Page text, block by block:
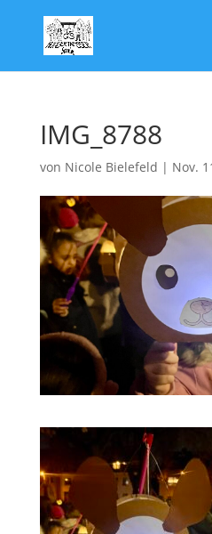
IMG_8788
von Nicole Bielefeld | Nov.